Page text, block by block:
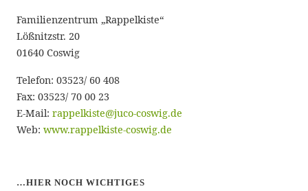
Familienzentrum „Rappelkiste“
Lößnitzstr. 20
01640 Coswig
Telefon: 03523/ 60 408
Fax: 03523/ 70 00 23
E-Mail: rappelkiste@juco-coswig.de
Web: www.rappelkiste-coswig.de
…HIER NOCH WICHTIGES